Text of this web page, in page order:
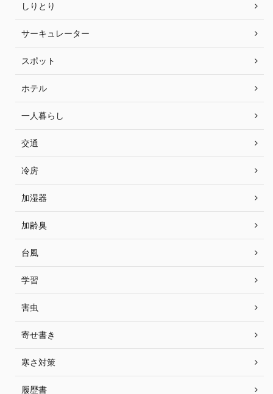
しりとり
サーキュレーター
スポット
ホテル
一人暮らし
交通
冷房
加湿器
加齢臭
台風
学習
害虫
寄せ書き
寒さ対策
履歴書